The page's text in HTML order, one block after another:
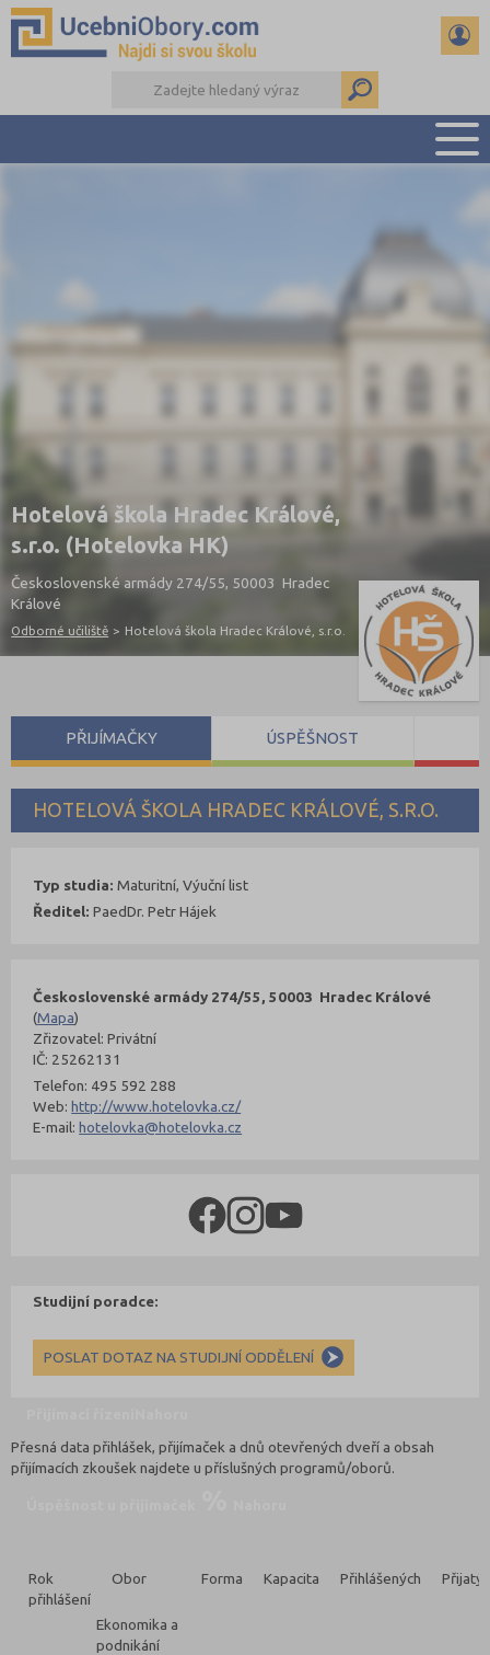
PŘÍPRAVA NA PŘIJÍMAČKY
DŮLEŽITÉ TERMÍNY
REFERÁTY
DALŠÍ DRUHY ŠKOL
Hotelová škola Hradec Králové,
s.r.o. (Hotelovka HK)
Československé armády 274/55, 50003 Hradec
Králové
Odborné učiliště > Hotelová škola Hradec Králové, s.r.o.
HOTELOVÁ ŠKOLA HRADEC KRÁLOVÉ, S.R.O.
Československé armády 274/55, 50003 Hradec Králové
(Mapa)
Zřizovatel: Privátní
IČ: 25262131
Telefon: 495 592 288
Web:http://www.hotelovka.cz/
E-mail:hotelovka@hotelovka.cz
Typ studia: Maturitní, Výuční list
Ředitel: PaedDr. Petr Hájek
Studijní poradce:
POSLAT DOTAZ NA STUDIJNÍ ODDĚLENÍ
PŘIJÍMAČKY ÚSPĚŠNOST
Přesná data přihlášek, přijímaček a dnů otevřených dveří a obsah
přijímacích zkoušek najdete u příslušných programů/oborů.
Rok
přihlášení
Obor Forma Kapacita Přihlášených
Ekonomika a
podnikání